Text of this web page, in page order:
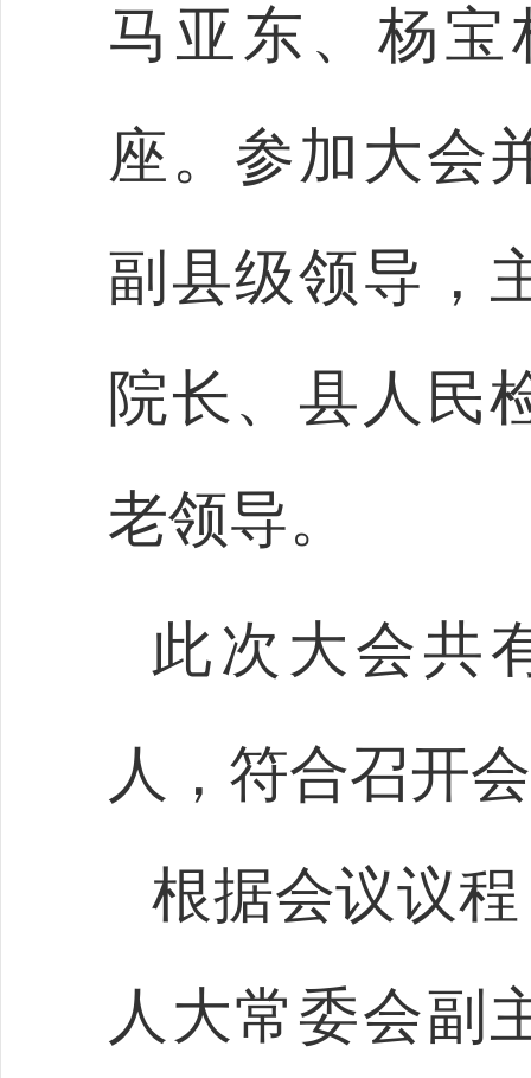
马亚东、杨
座。参加大会
副县级领导，
院长、县人民
老领导。
此次大会共
人，符合召开
根据会议议
人大常委会副